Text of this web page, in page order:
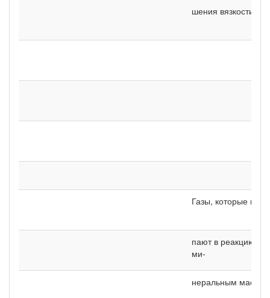
шения вязкости
Газы, которые всту-
пают в реакцию с
ми-
неральным маслом